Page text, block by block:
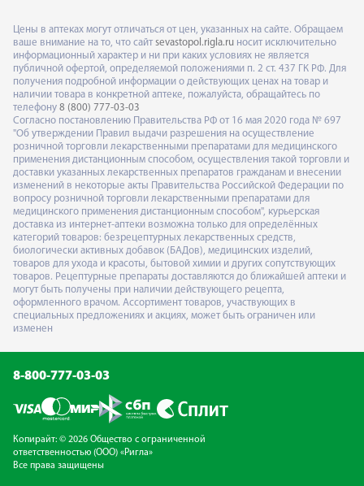
Цены в аптеках могут отличаться от цен, указанных на сайте. Обращаем
ваше внимание на то, что сайт sevastopol.rigla.ru носит исключительно
информационный характер и ни при каких условиях не является
публичной офертой, определяемой положениями п. 2 ст. 437 ГК РФ. Для
получения подробной информации о действующих ценах на товар и
наличии товара в конкретной аптеке, пожалуйста, обращайтесь по
телефону 8 (800) 777-03-03
Согласно постановлению Правительства РФ от 16 мая 2020 года № 697
"Об утверждении Правил выдачи разрешения на осуществление
розничной торговли лекарственными препаратами для медицинского
применения дистанционным способом, осуществления такой торговли и
доставки указанных лекарственных препаратов гражданам и внесении
изменений в некоторые акты Правительства Российской Федерации по
вопросу розничной торговли лекарственными препаратами для
медицинского применения дистанционным способом", курьерская
доставка из интернет-аптеки возможна только для определённых
категорий товаров: безрецептурных лекарственных средств,
биологически активных добавок (БАДов), медицинских изделий,
товаров для ухода и красоты, бытовой химии и других сопутствующих
товаров. Рецептурные препараты доставляются до ближайшей аптеки и
могут быть получены при наличии действующего рецепта,
оформленного врачом. Ассортимент товаров, участвующих в
специальных предложениях и акциях, может быть ограничен или
изменен
8-800-777-03-03
Копирайт: © 2026 Общество с ограниченной
ответственностью (ООО) «Ригла»
Все права защищены